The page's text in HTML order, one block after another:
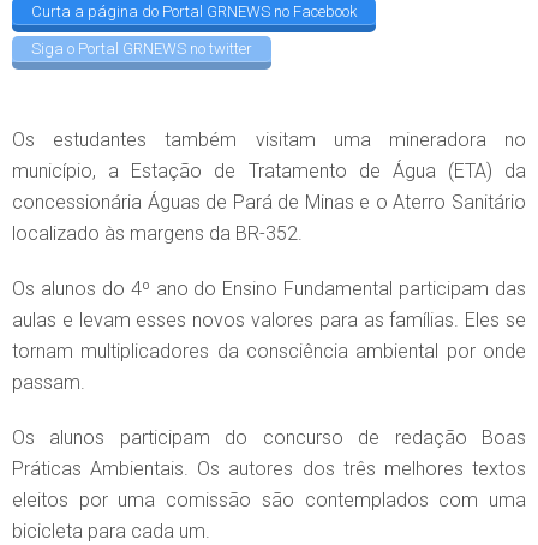
Curta a página do Portal GRNEWS no Facebook
Siga o Portal GRNEWS no twitter
Os estudantes também visitam uma mineradora no
município, a Estação de Tratamento de Água (ETA) da
concessionária Águas de Pará de Minas e o Aterro Sanitário
localizado às margens da BR-352.
Os alunos do 4º ano do Ensino Fundamental participam das
aulas e levam esses novos valores para as famílias. Eles se
tornam multiplicadores da consciência ambiental por onde
passam.
Os alunos participam do concurso de redação Boas
Práticas Ambientais. Os autores dos três melhores textos
eleitos por uma comissão são contemplados com uma
bicicleta para cada um.